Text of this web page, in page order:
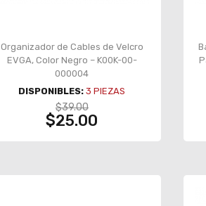
Organizador de Cables de Velcro
EVGA, Color Negro – K00K-00-
000004
DISPONIBLES: 3 PIEZAS
$39.00
$25.00